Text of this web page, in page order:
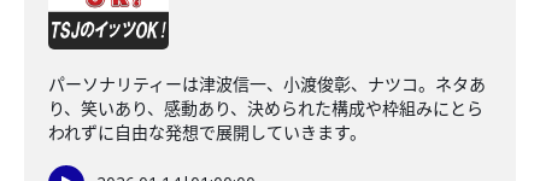
パーソナリティーは津波信一、小渡俊彰、ナツコ。ネタあ
り、笑いあり、感動あり、決められた構成や枠組みにとら
われずに自由な発想で展開していきます。